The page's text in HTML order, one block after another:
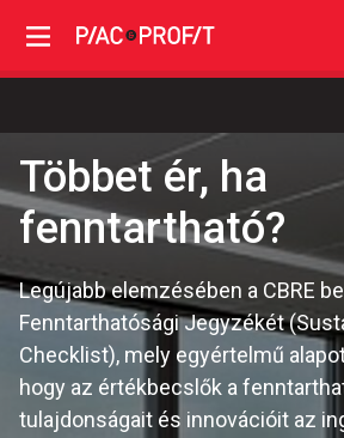
Többet ér, ha
fenntartható?
Legújabb elemzésében a CBRE
Fenntarthatósági Jegyzékét
Checklist), mely egyértelmű
hogy az értékbecslők a
tulajdonságait és innovációit az